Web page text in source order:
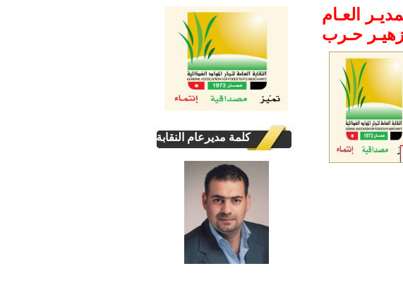
كلمة مديرعام النقابة
العـام
حـرب